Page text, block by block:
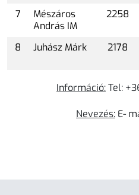
7
Mészáros
András IM
2258
8 Juhász Márk 2178
Információ:Tel:
Nevezés: E-